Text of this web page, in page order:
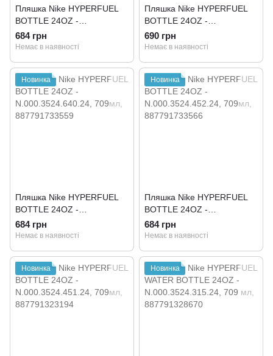
Пляшка Nike HYPERFUEL
BOTTLE 24OZ -
N.000.3524.740.24
684 грн
Немає в наявності
Пляшка Nike HYPERFUEL
BOTTLE 24OZ -
N.000.3524.682.24
690 грн
Немає в наявності
Новинка
Пляшка Nike HYPERFUEL
BOTTLE 24OZ -
N.000.3524.640.24
684 грн
Немає в наявності
Новинка
Пляшка Nike HYPERFUEL
BOTTLE 24OZ -
N.000.3524.452.24
684 грн
Немає в наявності
Новинка Новинка